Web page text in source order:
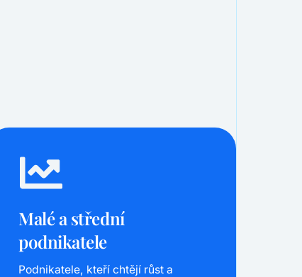
Malé a střední
podnikatele
Podnikatele, kteří chtějí růst a